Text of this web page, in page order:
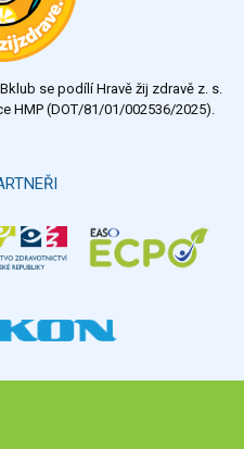
se podílí Hravě žij zdravě z. s.
HMP (DOT/81/01/002536/2025).